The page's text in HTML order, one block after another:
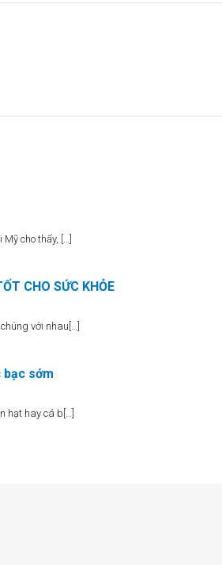
cho thấy, […]
CHO SỨC KHỎE
với nhau[…]
bạc sớm
hạt hay cá b[…]